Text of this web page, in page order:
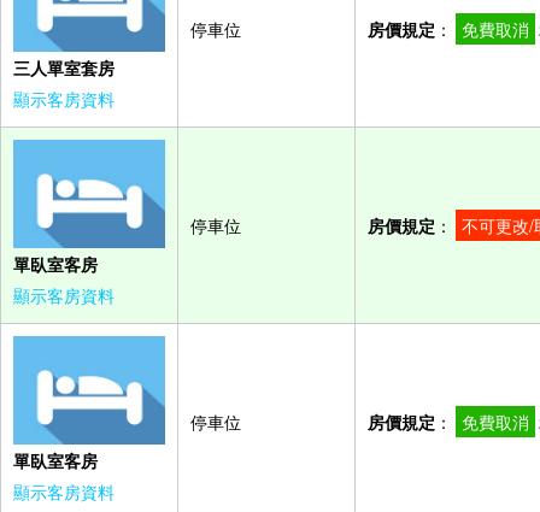
三人單室套房
顯示客房資料
停車位 房價規定 ： 免費取消
單臥室客房
顯示客房資料
停車位 房價規定 ： 不可更改/
單臥室客房
顯示客房資料
停車位 房價規定 ： 免費取消